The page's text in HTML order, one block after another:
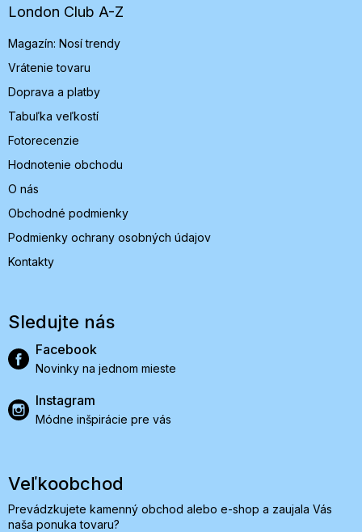
e
London Club A-Z
Magazín: Nosí trendy
Vrátenie tovaru
Doprava a platby
Tabuľka veľkostí
Fotorecenzie
Hodnotenie obchodu
O nás
Obchodné podmienky
Podmienky ochrany osobných údajov
Kontakty
Sledujte nás
Facebook
Novinky na jednom mieste
Instagram
Módne inšpirácie pre vás
Veľkoobchod
Prevádzkujete kamenný obchod alebo e-shop a zaujala Vás
naša ponuka tovaru?